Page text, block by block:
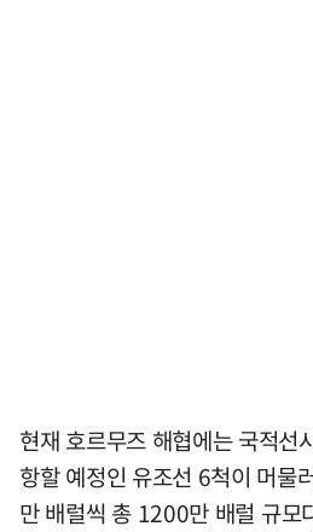
현재 호르무즈 해협에는 국적선
항할 예정인 유조선 6척이 머물
만 배럴씩 총 1200만 배럴 규모